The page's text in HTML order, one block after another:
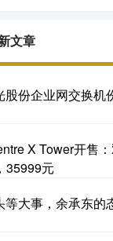
文章
份企业网交换机
X Tower开售
35999元
大事，余承东的